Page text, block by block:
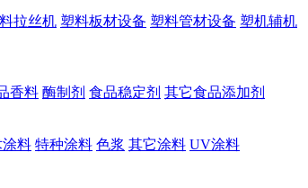
拉丝机 塑料板材设备 塑料管材设备 塑机辅机
香料 酶制剂 食品稳定剂 其它食品添加剂
料 特种涂料 色浆 其它涂料 UV涂料